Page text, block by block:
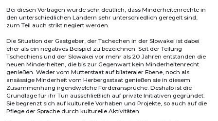
Bei diesen Vorträgen wurde sehr deutlich, dass Minderheitenrechte in
den unterschiedlichen Ländern sehr unterschiedlich geregelt sind,
zum Teil auch strikt negiert werden.
Die Situation der Gastgeber, der Tschechen in der Slowakei ist dabei
eher als ein negatives Beispiel zu bezeichnen. Seit der Teilung
Tschechiens und der Slowakei vor mehr als 20 Jahren entstanden die
neuen Minderheiten, die bis zur Gegenwart kein Minderheitenrecht
genießen. Weder vom Mutterstaat auf bilateraler Ebene, noch als
ansässige Minderheit vom Herbergsstaat genießen sie in diesem
Zusammenhang irgendwelche Förderansprüche. Deshalb ist die
Grundlage für ihr Tun ausschließlich auf private Initiativen gegründet.
Sie begrenzt sich auf kulturelle Vorhaben und Projekte, so auch auf die
Pflege der Sprache durch kulturelle Aktivitäten.